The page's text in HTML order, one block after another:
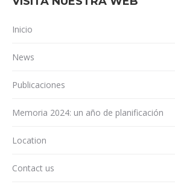
Inicio
News
Publicaciones
Memoria 2024: un año de planificación
Location
Contact us